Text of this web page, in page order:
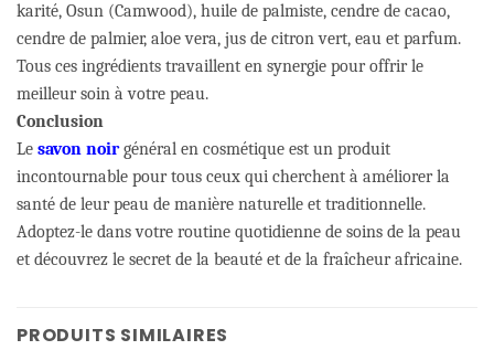
karité, Osun (Camwood), huile de palmiste, cendre de cacao,
cendre de palmier, aloe vera, jus de citron vert, eau et parfum.
Tous ces ingrédients travaillent en synergie pour offrir le
meilleur soin à votre peau.
Conclusion
Le savon noirgénéral en cosmétique est un produit
incontournable pour tous ceux qui cherchent à améliorer la
santé de leur peau de manière naturelle et traditionnelle.
Adoptez-le dans votre routine quotidienne de soins de la peau
et découvrez le secret de la beauté et de la fraîcheur africaine.
PRODUITS SIMILAIRES